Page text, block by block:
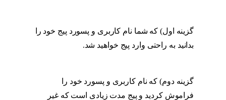
گزینه اول) که شما نام کاربری و پسورد پیج خود را
بدانید به راحتی وارد پیج خواهید شد.
گزینه دوم) که نام کاربری و پسورد خود را
فراموش کردید و پیج مدت زیادی است که غیر